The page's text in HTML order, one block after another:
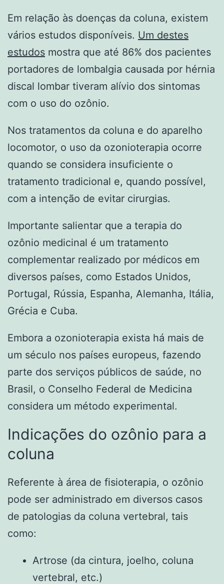
Em relação às doenças da coluna, existem
vários estudos disponíveis. Um destes
estudos mostra que até 86% dos pacientes
portadores de lombalgia causada por hérnia
discal lombar tiveram alívio dos sintomas
com o uso do ozônio.
Nos tratamentos da coluna e do aparelho
locomotor, o uso da ozonioterapia ocorre
quando se considera insuficiente o
tratamento tradicional e, quando possível,
com a intenção de evitar cirurgias.
Importante salientar que a terapia do
ozônio medicinal é um tratamento
complementar realizado por médicos em
diversos países, como Estados Unidos,
Portugal, Rússia, Espanha, Alemanha, Itália,
Grécia e Cuba.
Embora a ozonioterapia exista há mais de
um século nos países europeus, fazendo
parte dos serviços públicos de saúde, no
Brasil, o Conselho Federal de Medicina
considera um método experimental.
Indicações do ozônio para a
coluna
Referente à área de fisioterapia, o ozônio
pode ser administrado em diversos casos
de patologias da coluna vertebral, tais
como:
Artrose (da cintura, joelho, coluna
vertebral, etc.)